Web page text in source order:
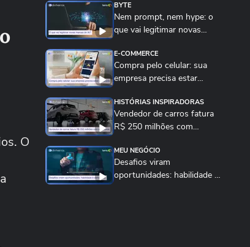
O
BYTE
Nem prompt, nem hype: o
que vai legitimar novas
E-COMMERCE
Compra pelo celular: sua
empresa precisa estar
HISTÓRIAS INSPIRADORAS
Vendedor de carros fatura
R$ 250 milhões com
MEU NEGÓCIO
Desafios viram
oportunidades: habilidade se